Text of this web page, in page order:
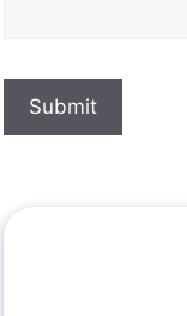
Submit